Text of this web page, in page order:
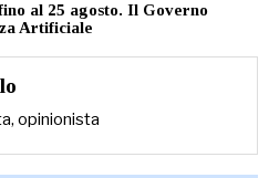
al 25 agosto. Il Governo
Artificiale
opinionista